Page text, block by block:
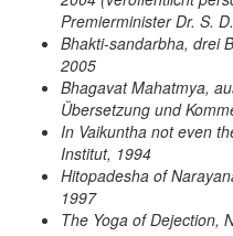
Premierminister Dr. S.
Bhakti-sandarbha, drei
2005
Bhagavat Mahatmya,
Übersetzung und
In Vaikuntha not even
Institut, 1994
Hitopadesha of
1997
The Yoga of Dejection,